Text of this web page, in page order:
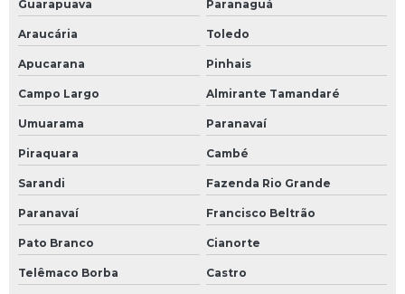
Guarapuava Paranaguá
Araucária Toledo
Apucarana Pinhais
Campo Largo Almirante Tamandaré
Umuarama Paranavaí
Piraquara Cambé
Sarandi Fazenda Rio Grande
Paranavaí Francisco Beltrão
Pato Branco Cianorte
Telêmaco Borba Castro